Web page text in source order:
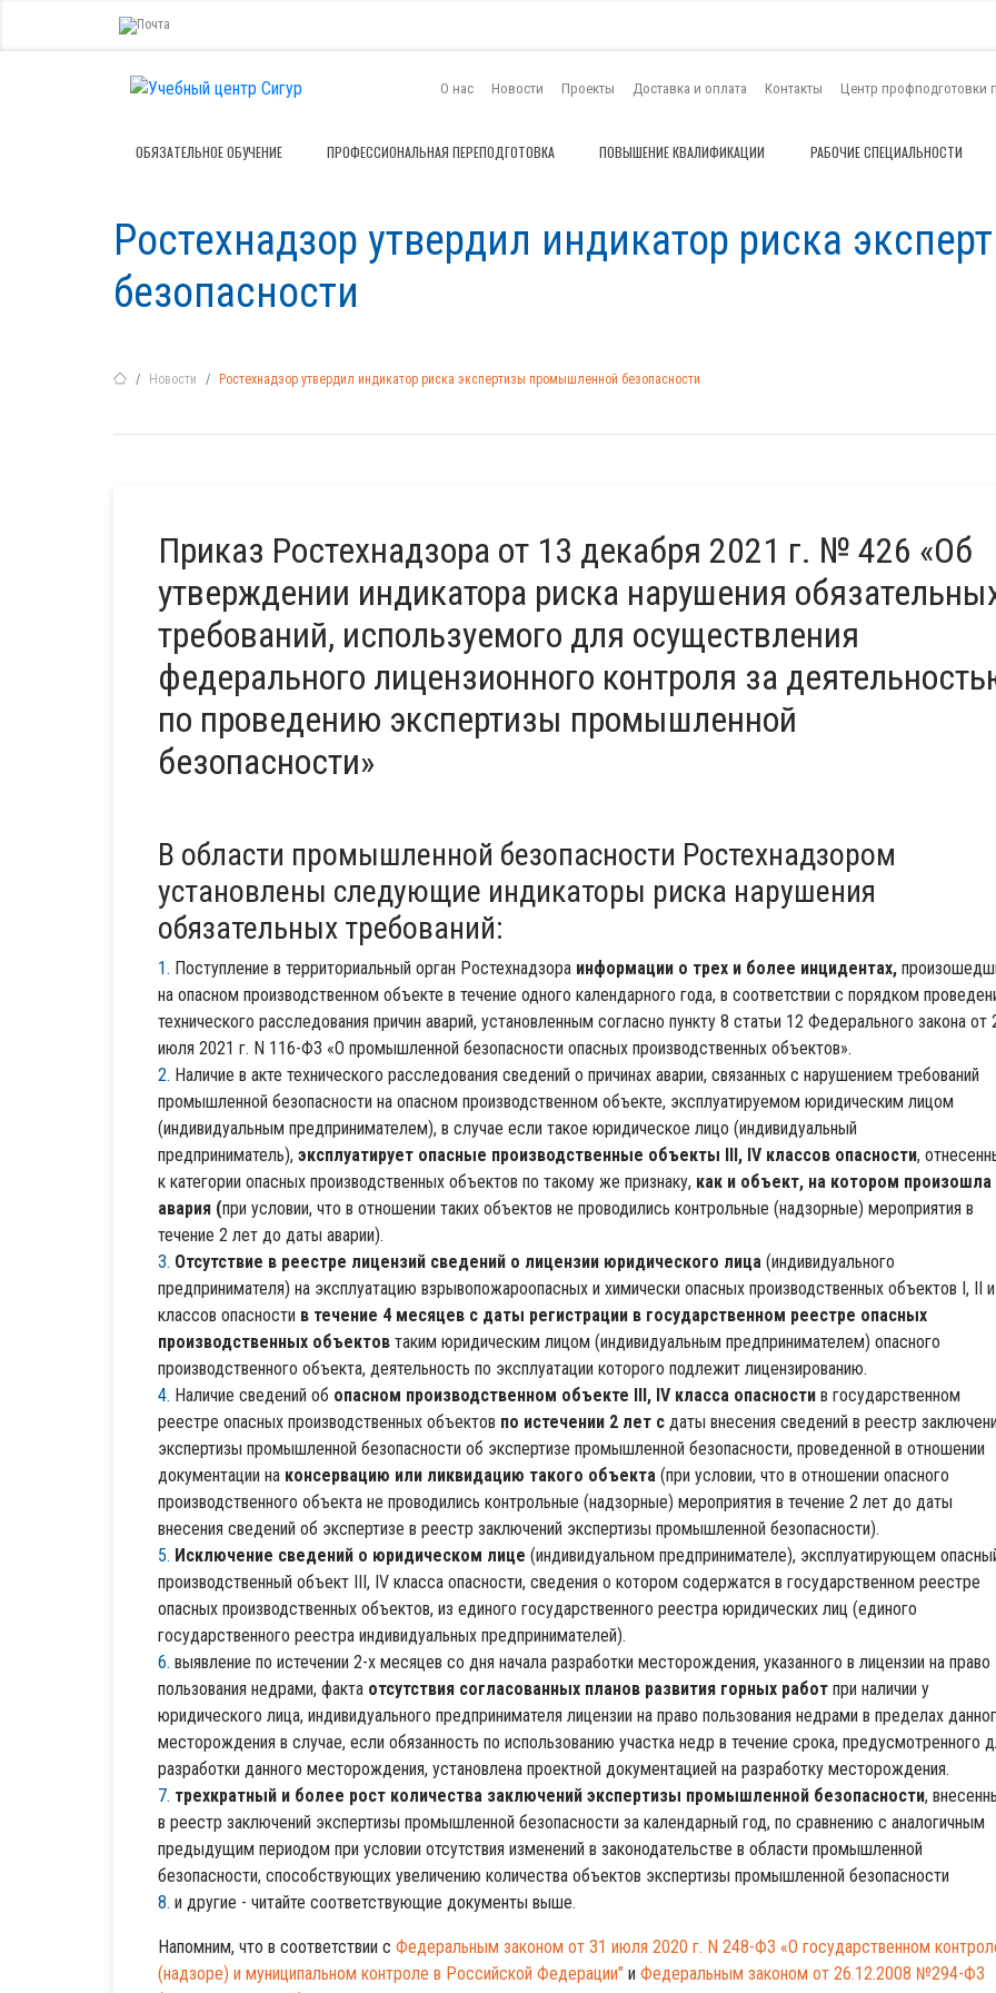
О нас Новости Проекты Доставка и оплата Контакты Центр профподготовки
ОБЯЗАТЕЛЬНОЕ ОБУЧЕНИЕ ПРОФЕССИОНАЛЬНАЯ ПЕРЕПОДГОТОВКА ПОВЫШЕНИЕ КВАЛИФИКАЦИИ РАБОЧИЕ СПЕЦИАЛЬНОСТИ
Ростехнадзор утвердил индикатор риска
безопасности
Новости Ростехнадзор утвердил индикатор риска экспертизы промышленной безопасности
Приказ Ростехнадзора от 13 декабря 2021 г. № 426 «Об
утверждении индикатора риска нарушения
требований, используемого для осуществления
федерального лицензионного контроля за
по проведению экспертизы промышленной
безопасности»
В области промышленной безопасности Ростехнадзором
установлены следующие индикаторы риска нарушения
обязательных требований:
Поступление в территориальный орган Ростехнадзора информации о трех и более инцидентах,
на опасном производственном объекте в течение одного календарного года, в соответствии с порядком
технического расследования причин аварий, установленным согласно пункту 8 статьи 12 Федерального закона от
июля 2021 г. N 116-ФЗ «О промышленной безопасности опасных производственных объектов».
Наличие в акте технического расследования сведений о причинах аварии, связанных с нарушением требований
промышленной безопасности на опасном производственном объекте, эксплуатируемом юридическим лицом
(индивидуальным предпринимателем), в случае если такое юридическое лицо (индивидуальный
предприниматель), эксплуатирует опасные производственные объекты III, IV классов опасности,
к категории опасных производственных объектов по такому же признаку, как и объект, на котором произошла
авария (при условии, что в отношении таких объектов не проводились контрольные (надзорные) мероприятия в
течение 2 лет до даты аварии).
Отсутствие в реестре лицензий сведений о лицензии юридического лица (индивидуального
предпринимателя) на эксплуатацию взрывопожароопасных и химически опасных производственных объектов I, II
классов опасности в течение 4 месяцев с даты регистрации в государственном реестре опасных
производственных объектов таким юридическим лицом (индивидуальным предпринимателем) опасного
производственного объекта, деятельность по эксплуатации которого подлежит лицензированию.
Наличие сведений об опасном производственном объекте III, IV класса опасности в государственном
реестре опасных производственных объектов по истечении 2 лет с даты внесения сведений в реестр
экспертизы промышленной безопасности об экспертизе промышленной безопасности, проведенной в отношении
документации на консервацию или ликвидацию такого объекта (при условии, что в отношении опасного
производственного объекта не проводились контрольные (надзорные) мероприятия в течение 2 лет до даты
внесения сведений об экспертизе в реестр заключений экспертизы промышленной безопасности).
Исключение сведений о юридическом лице (индивидуальном предпринимателе), эксплуатирующем
производственный объект III, IV класса опасности, сведения о котором содержатся в государственном реестре
опасных производственных объектов, из единого государственного реестра юридических лиц (единого
государственного реестра индивидуальных предпринимателей).
выявление по истечении 2-х месяцев со дня начала разработки месторождения, указанного в лицензии на право
пользования недрами, факта отсутствия согласованных планов развития горных работ при наличии у
юридического лица, индивидуального предпринимателя лицензии на право пользования недрами в пределах
месторождения в случае, если обязанность по использованию участка недр в течение срока, предусмотренного
разработки данного месторождения, установлена проектной документацией на разработку месторождения.
трехкратный и более рост количества заключений экспертизы промышленной безопасности,
в реестр заключений экспертизы промышленной безопасности за календарный год, по сравнению с аналогичным
предыдущим периодом при условии отсутствия изменений в законодательстве в области промышленной
безопасности, способствующих увеличению количества объектов экспертизы промышленной безопасности
и другие - читайте соответствующие документы выше.
Напомним, что в соответствии с Федеральным законом от 31 июля 2020 г. N 248-ФЗ «О государственном
(надзоре) и муниципальном контроле в Российской Федерации" и Федеральным законом от 26.12.2008 №294-ФЗ